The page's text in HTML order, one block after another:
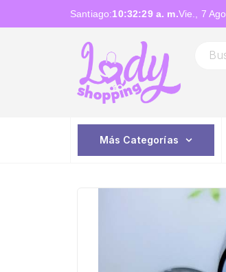
Santiago:10:32:30 a. m.Vie., 7 Ago.
Más Categorías